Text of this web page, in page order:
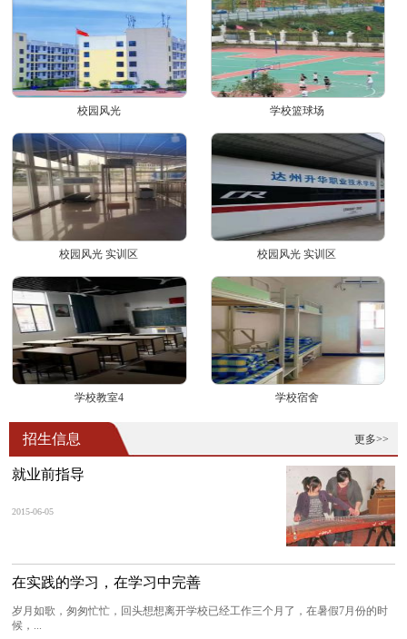
校园风光 学校篮球场
校园风光 实训区 校园风光 实训区
学校教室4 学校宿舍
更多>>
招生信息
就业前指导
2015-06-05
在实践的学习，在学习中完善
岁月如歌，匆匆忙忙，回头想想离开学校已经工作三个月了，在暑假7月份的时
候，...